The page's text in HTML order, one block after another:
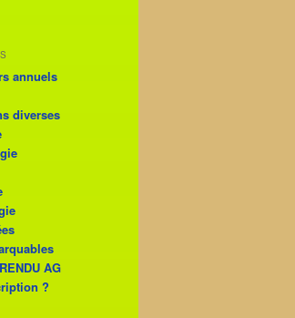
annuels
diverses
AG
?